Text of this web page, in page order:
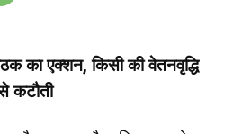
का एक्शन, किसी की वेतनवृद्धि
कटौती